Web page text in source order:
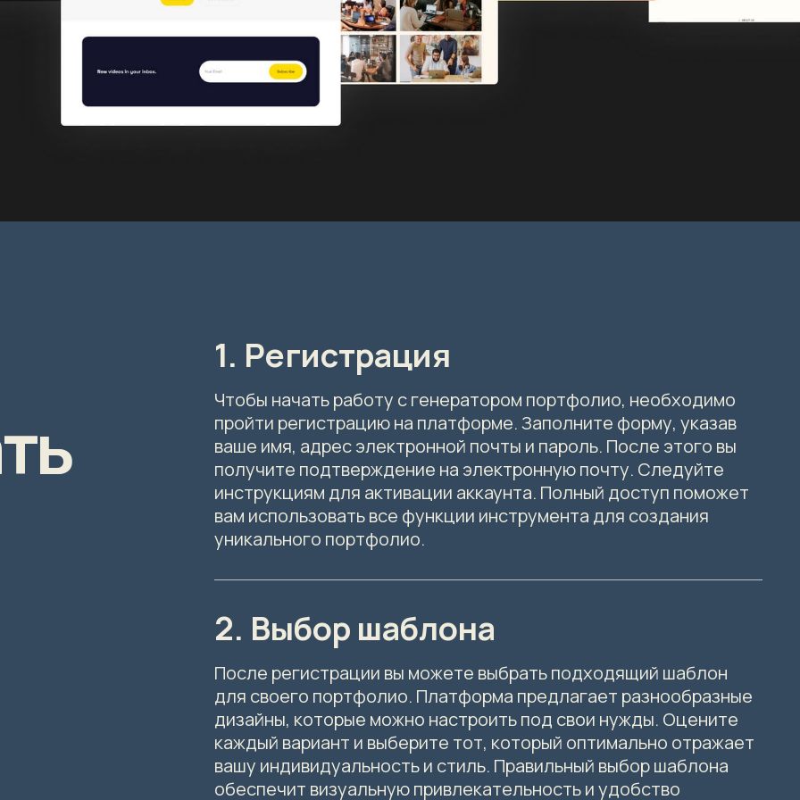
1. Регистрация
Чтобы начать работу с генератором портфолио, необходимо
пройти регистрацию на платформе. Заполните форму, указав
ваше имя, адрес электронной почты и пароль. После этого вы
получите подтверждение на электронную почту. Следуйте
инструкциям для активации аккаунта. Полный доступ поможет
вам использовать все функции инструмента для создания
уникального портфолио.
2. Выбор шаблона
После регистрации вы можете выбрать подходящий шаблон
для своего портфолио. Платформа предлагает разнообразные
дизайны, которые можно настроить под свои нужды. Оцените
каждый вариант и выберите тот, который оптимально отражает
вашу индивидуальность и стиль. Правильный выбор шаблона
обеспечит визуальную привлекательность и удобство